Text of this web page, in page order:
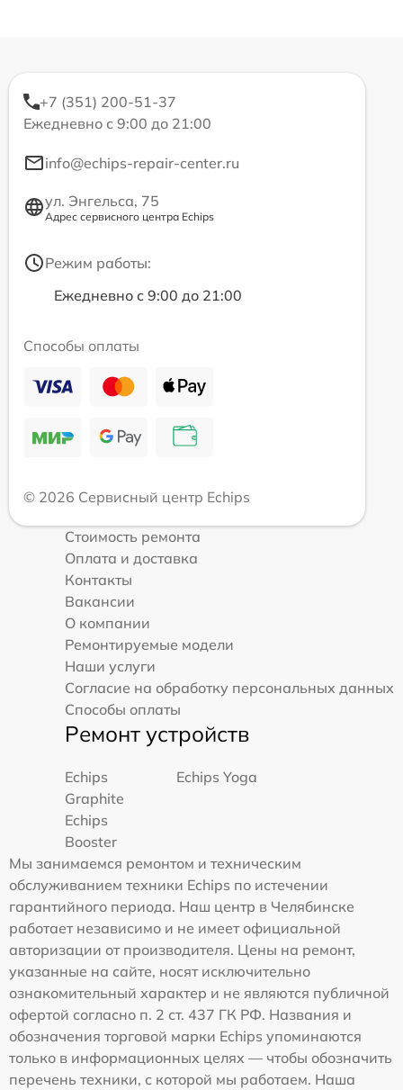
+7 (351) 200-51-37
Ежедневно с 9:00 до 21:00
info@echips-repair-center.ru
ул. Энгельса, 75
Адрес сервисного центра Echips
Режим работы:
Ежедневно с 9:00 до 21:00
Способы оплаты
© 2026 Сервисный центр Echips
Стоимость ремонта
Оплата и доставка
Контакты
Вакансии
О компании
Ремонтируемые модели
Наши услуги
Согласие на обработку персональных данных
Способы оплаты
Ремонт устройств
Echips
Graphite
Echips Yoga
Echips
Booster
Мы занимаемся ремонтом и техническим
обслуживанием техники Echips по истечении
гарантийного периода. Наш центр в Челябинске
работает независимо и не имеет официальной
авторизации от производителя. Цены на ремонт,
указанные на сайте, носят исключительно
ознакомительный характер и не являются публичной
офертой согласно п. 2 ст. 437 ГК РФ. Названия и
обозначения торговой марки Echips упоминаются
только в информационных целях — чтобы обозначить
перечень техники, с которой мы работаем. Наша